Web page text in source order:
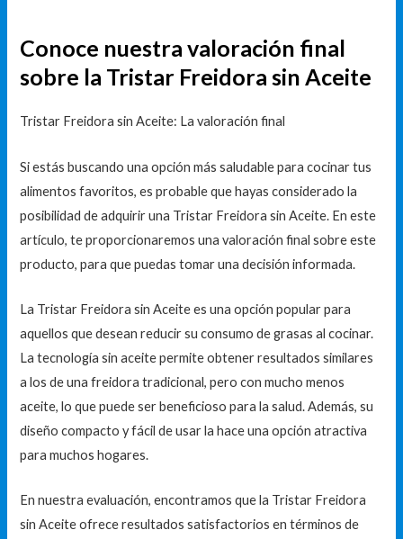
Conoce nuestra valoración final
sobre la Tristar Freidora sin Aceite
Tristar Freidora sin Aceite: La valoración final
Si estás buscando una opción más saludable para cocinar tus
alimentos favoritos, es probable que hayas considerado la
posibilidad de adquirir una Tristar Freidora sin Aceite. En este
artículo, te proporcionaremos una valoración final sobre este
producto, para que puedas tomar una decisión informada.
La Tristar Freidora sin Aceite es una opción popular para
aquellos que desean reducir su consumo de grasas al cocinar.
La tecnología sin aceite permite obtener resultados similares
a los de una freidora tradicional, pero con mucho menos
aceite, lo que puede ser beneficioso para la salud. Además, su
diseño compacto y fácil de usar la hace una opción atractiva
para muchos hogares.
En nuestra evaluación, encontramos que la Tristar Freidora
sin Aceite ofrece resultados satisfactorios en términos de